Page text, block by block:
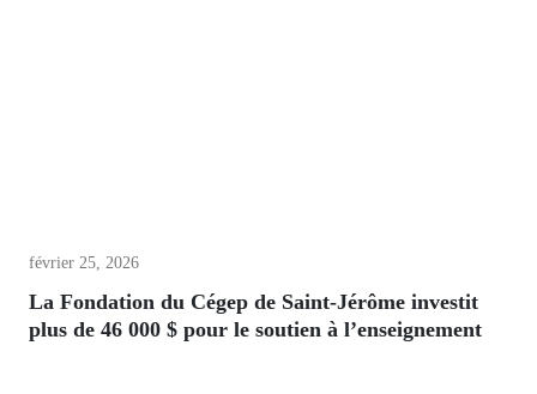
février 25, 2026
La Fondation du Cégep de Saint-Jérôme investit
plus de 46 000 $ pour le soutien à l’enseignement